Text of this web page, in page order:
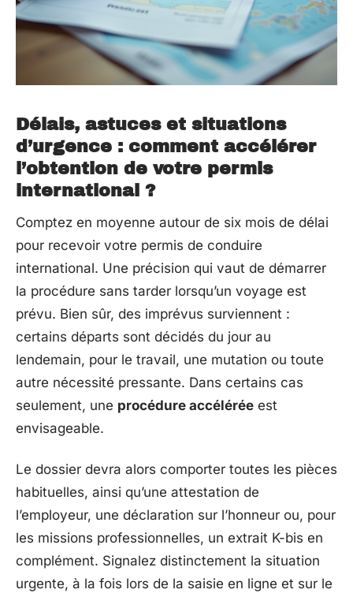
Délais, astuces et situations
d’urgence : comment accélérer
l’obtention de votre permis
international ?
Comptez en moyenne autour de six mois de délai
pour recevoir votre permis de conduire
international. Une précision qui vaut de démarrer
la procédure sans tarder lorsqu’un voyage est
prévu. Bien sûr, des imprévus surviennent :
certains départs sont décidés du jour au
lendemain, pour le travail, une mutation ou toute
autre nécessité pressante. Dans certains cas
seulement, une procédure accélérée est
envisageable.
Le dossier devra alors comporter toutes les pièces
habituelles, ainsi qu’une attestation de
l’employeur, une déclaration sur l’honneur ou, pour
les missions professionnelles, un extrait K-bis en
complément. Signalez distinctement la situation
urgente, à la fois lors de la saisie en ligne et sur le